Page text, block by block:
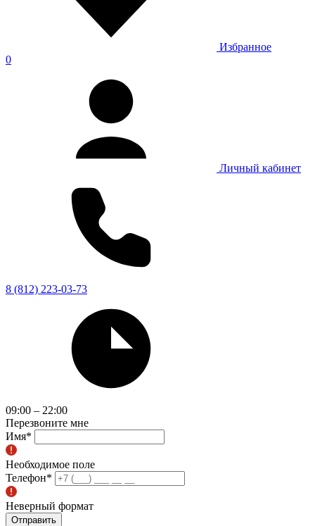
Избранное
0
Личный кабинет
8 (812) 223-03-73
09:00 – 22:00
Перезвоните мне
Имя*
Необходимое поле
Телефон*
Неверный формат
Отправить